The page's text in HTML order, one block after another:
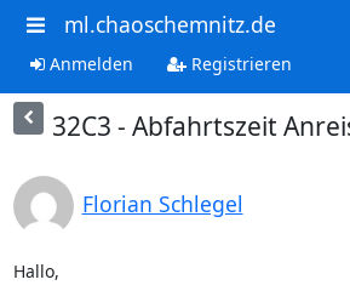
ml.chaoschemnitz.de
Anmelden Registrieren
32C3 - Abfahrtszeit
Florian Schlegel
Hallo,